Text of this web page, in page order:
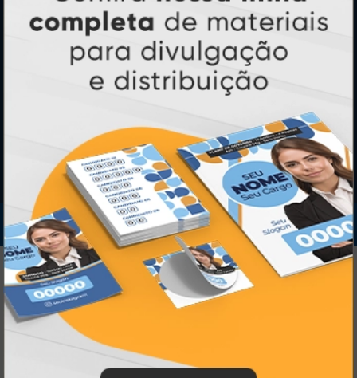
SEGURANÇA
IMPRA INDUSTRIA GRAFICA LTDA | CNPJ: 28.045.354/0002-52
Atual Card © 2026. Todos os direitos reservados.
Atual Card: A Gráfica Pioneira em
Personalização Online
Atual Card é referência em impressão
gráfica online no Brasil
ampla variedade de produtos e soluções para